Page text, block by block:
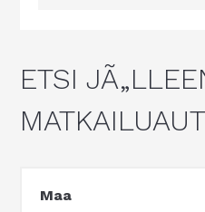
ETSI
Maa